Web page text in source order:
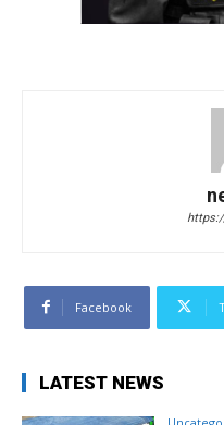
Facebook
LATEST NEWS